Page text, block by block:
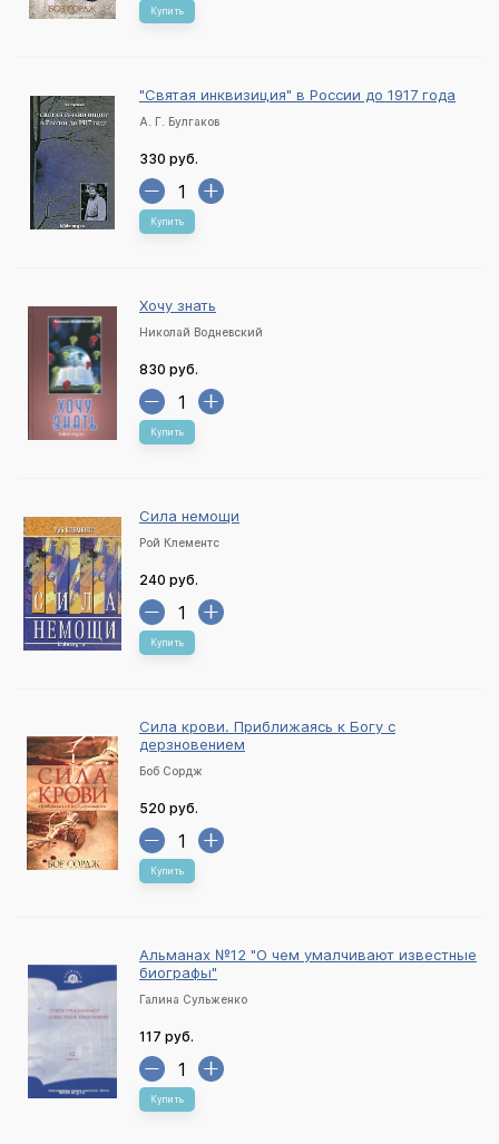
Купить
"Святая инквизиция" в России до 1917 года
А. Г. Булгаков
330 руб.
Купить
Хочу знать
Николай Водневский
830 руб.
Купить
Сила немощи
Рой Клементс
240 руб.
Купить
Сила крови. Приближаясь к Богу с
дерзновением
Боб Сордж
520 руб.
Купить
Альманах №12 "О чем умалчивают известные
биографы"
Галина Сульженко
117 руб.
Купить